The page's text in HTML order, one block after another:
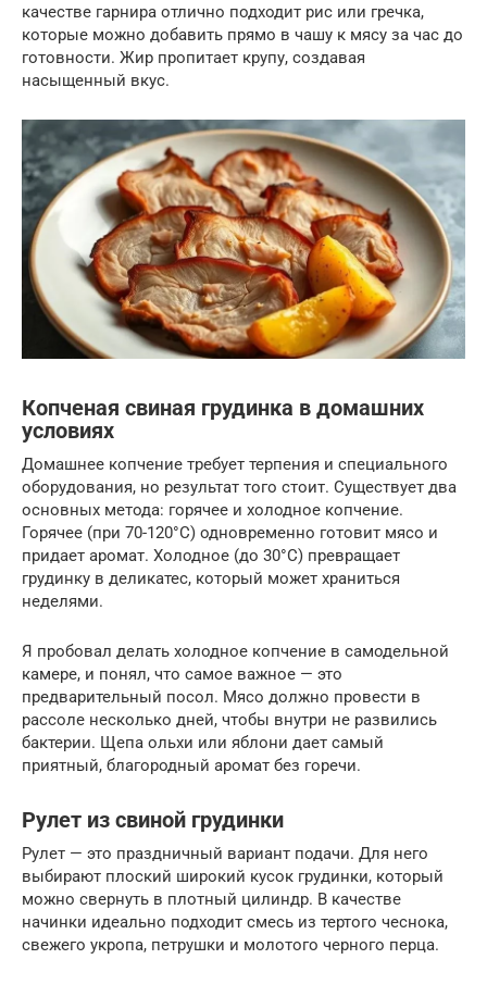
качестве гарнира отлично подходит рис или гречка,
которые можно добавить прямо в чашу к мясу за час до
готовности. Жир пропитает крупу, создавая
насыщенный вкус.
Копченая свиная грудинка в домашних
условиях
Домашнее копчение требует терпения и специального
оборудования, но результат того стоит. Существует два
основных метода: горячее и холодное копчение.
Горячее (при 70-120°C) одновременно готовит мясо и
придает аромат. Холодное (до 30°C) превращает
грудинку в деликатес, который может храниться
неделями.
Я пробовал делать холодное копчение в самодельной
камере, и понял, что самое важное — это
предварительный посол. Мясо должно провести в
рассоле несколько дней, чтобы внутри не развились
бактерии. Щепа ольхи или яблони дает самый
приятный, благородный аромат без горечи.
Рулет из свиной грудинки
Рулет — это праздничный вариант подачи. Для него
выбирают плоский широкий кусок грудинки, который
можно свернуть в плотный цилиндр. В качестве
начинки идеально подходит смесь из тертого чеснока,
свежего укропа, петрушки и молотого черного перца.